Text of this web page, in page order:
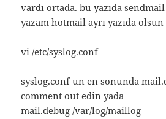
vardı ortada. bu yazıda sendmail
yazam hotmail ayrı yazıda olsun
vi /etc/syslog.conf
syslog.conf un en sonunda
comment out edin yada
mail.debug /var/log/maillog